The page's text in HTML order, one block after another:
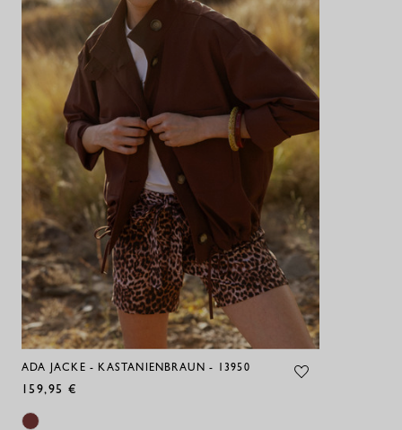
ADA JACKE - KASTANIENBRAUN - 13950
159,95 €